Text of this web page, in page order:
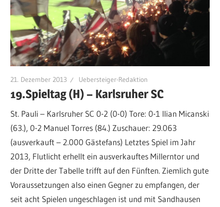
21. Dezember 2013 Uebersteiger-Redaktion
19.Spieltag (H) – Karlsruher SC
St. Pauli – Karlsruher SC 0-2 (0-0) Tore: 0-1 Ilian Micanski
(63.), 0-2 Manuel Torres (84.) Zuschauer: 29.063
(ausverkauft – 2.000 Gästefans) Letztes Spiel im Jahr
2013, Flutlicht erhellt ein ausverkauftes Millerntor und
der Dritte der Tabelle trifft auf den Fünften. Ziemlich gute
Voraussetzungen also einen Gegner zu empfangen, der
seit acht Spielen ungeschlagen ist und mit Sandhausen